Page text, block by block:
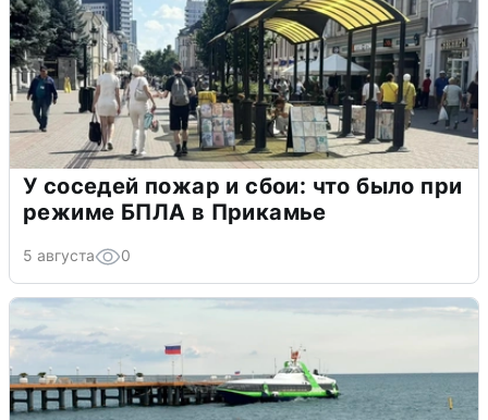
У соседей пожар и сбои: что было при
режиме БПЛА в Прикамье
5 августа 0